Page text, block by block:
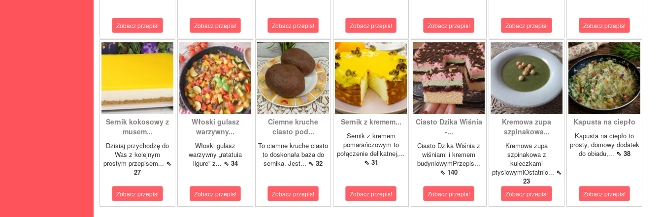
Zobacz przepis! Zobacz przepis! Zobacz przepis! Zobacz przepis! Zobacz przepis! Zobacz przepis! Zobacz przepis!
Sernik kokosowy z
musem...
Dzisiaj przychodzę do
Was z kolejnym
prostym przepisem... ⇖
27
Zobacz przepis!
Włoski gulasz
warzywny...
Włoski gulasz
warzywny „ratatuia
ligure” z... ⇖ 34
Zobacz przepis!
Ciemne kruche
ciasto pod...
To ciemne kruche ciasto
to doskonała baza do
sernika. Jest... ⇖ 32
Zobacz przepis!
Sernik z kremem...
Sernik z kremem
pomarańczowym to
połączenie delikatnej,...
⇖ 31
Zobacz przepis!
Ciasto Dzika Wiśnia
-...
Ciasto Dzika Wiśnia z
wiśniami i kremem
budyniowymPrzepis...
⇖ 140
Zobacz przepis!
Kremowa zupa
szpinakowa...
Kremowa zupa
szpinakowa z
kuleczkami
ptysiowymiOstatnio... ⇖
23
Zobacz przepis!
Kapusta na ciepło
Kapusta na ciepło to
prosty, domowy dodatek
do obiadu,... ⇖ 38
Zobacz przepis!